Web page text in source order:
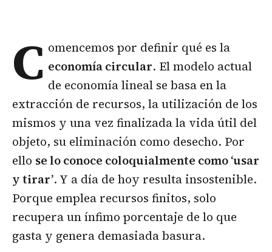
C omencemos por definir qué es la
economía circular. El modelo actual
de economía lineal se basa en la
extracción de recursos, la utilización de los
mismos y una vez finalizada la vida útil del
objeto, su eliminación como desecho. Por
ello se lo conoce coloquialmente como ‘usar
y tirar’. Y a día de hoy resulta insostenible.
Porque emplea recursos finitos, solo
recupera un ínfimo porcentaje de lo que
gasta y genera demasiada basura.